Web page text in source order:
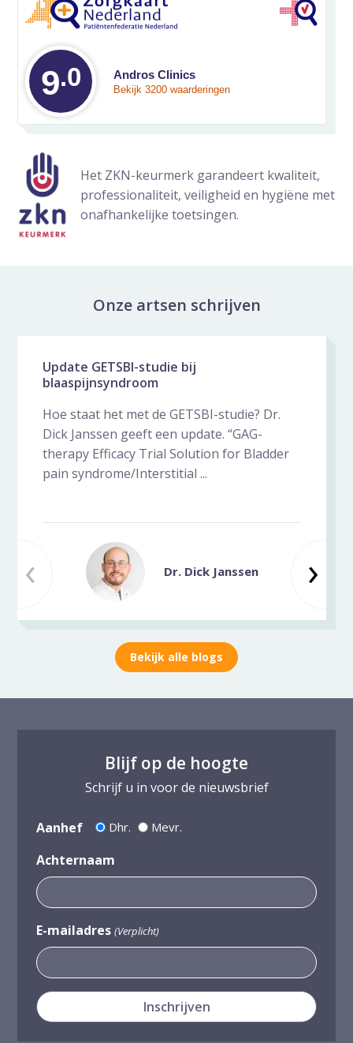
Het ZKN-keurmerk garandeert kwaliteit,
professionaliteit, veiligheid en hygiëne met
onafhankelijke toetsingen.
Gemiddelde
9.0 Andros Clinics
Bekijk 3200 waarderingen
Onze artsen schrijven
Vorige slide
‹ ›
Update GETSBI-studie bij
blaaspijnsyndroom
Hoe staat het met de GETSBI-studie? Dr.
Dick Janssen geeft een update. “GAG-
therapy Efficacy Trial Solution for Bladder
pain syndrome/Interstitial ...
Dr. Dick Janssen
Bekijk alle blogs
Blijf op de hoogte
Schrijf u in voor de nieuwsbrief
Aanhef Dhr. Mevr.
Achternaam
E-mailadres (Verplicht)